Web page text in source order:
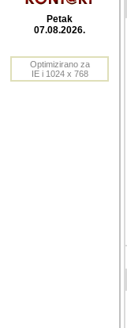
Petak
07.08.2026.
Optimizirano za
IE i 1024 x 768